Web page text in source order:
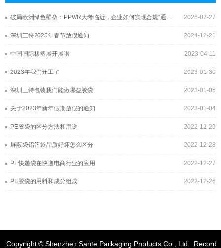
2026-07-27
破局欧洲绿色壁垒：PPWR大考临近，企业如何实现合规“通关”？
2024-12-21
深圳三特2025年春节放假通知
2023-04-11
中国国际橡塑展开展啦
2023-01-30
2023年我们开工了
2023-01-05
深圳三特包装我们能做哪些胶袋
2023-01-04
关于2023年新年假期放假的通知
2022-12-29
PE胶袋的区分方法和用途
2022-12-28
屏蔽袋铝箔袋品质好坏怎么区分
2022-12-27
PE快递袋在快递电商行业的应用
2022-12-26
PE胶袋的用料和成分组成
Copyright © Shenzhen Sante Packaging Products Co., Ltd. Record